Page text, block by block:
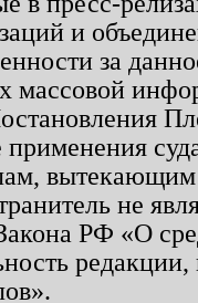
и
за
массовой
применения
вытекающим
не
РФ «О